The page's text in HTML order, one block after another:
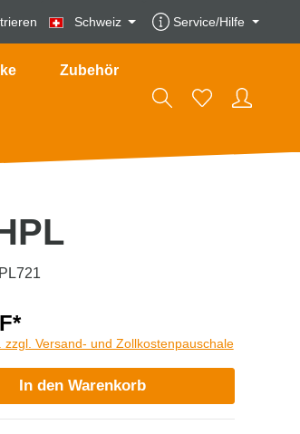
Schweiz Service/Hilfe
Zubehör
zzgl. Versand- und Zollkostenpauschale
In den Warenkorb